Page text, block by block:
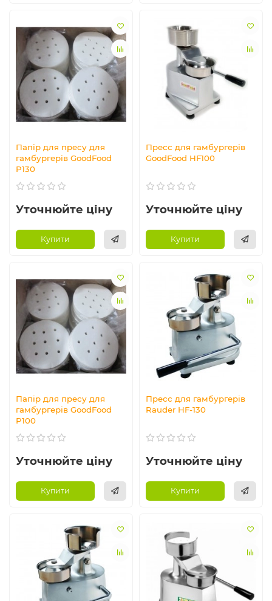
Папір для пресу для
гамбургерів GoodFood
P130
Уточнюйте ціну
Купити
Пресс для гамбургерів
GoodFood HF100
Уточнюйте ціну
Купити
Папір для пресу для
гамбургерів GoodFood
P100
Уточнюйте ціну
Купити
Пресс для гамбургерів
Rauder HF-130
Уточнюйте ціну
Купити